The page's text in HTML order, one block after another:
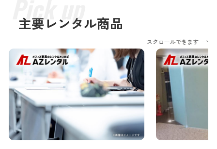
主要レンタル商品
スクロールできます